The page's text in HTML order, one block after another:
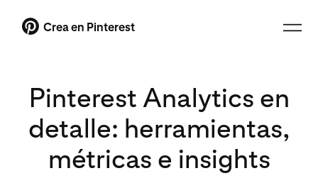
Crea en Pinterest
Pinterest Analytics en
detalle: herramientas,
métricas e insights